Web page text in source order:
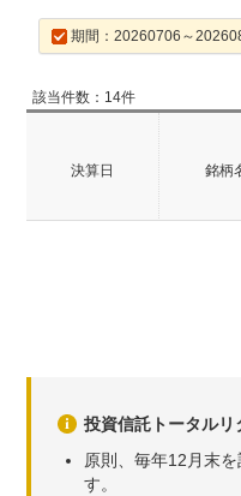
期間：20260706～
該当件数：14件
決算日 銘柄
投資信託トータルリ
原則、毎年12月末
す。